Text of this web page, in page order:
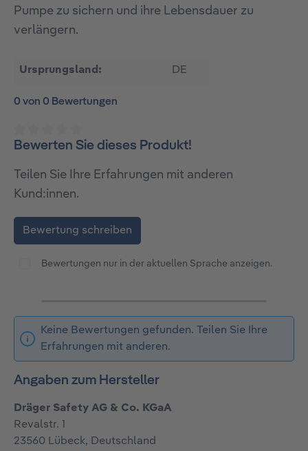
Pumpe zu sichern und ihre Lebensdauer zu
verlängern.
Ursprungsland: DE
0 von 0 Bewertungen
Durchschnittliche Bewertung von 0 von 5 Sternen
Bewerten Sie dieses Produkt!
Teilen Sie Ihre Erfahrungen mit anderen
Kund:innen.
Bewertung schreiben
Bewertungen nur in der aktuellen Sprache anzeigen.
Keine Bewertungen gefunden. Teilen Sie Ihre
Erfahrungen mit anderen.
Angaben zum Hersteller
Dräger Safety AG & Co. KGaA
Revalstr. 1
23560 Lübeck, Deutschland